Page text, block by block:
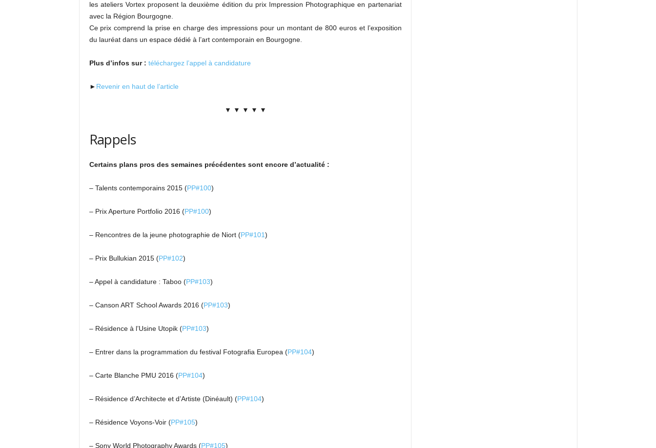
les ateliers Vortex proposent la deuxième édition du prix Impression Photographique en partenariat
avec la Région Bourgogne.
Ce prix comprend la prise en charge des impressions pour un montant de 800 euros et l’exposition
du lauréat dans un espace dédié à l’art contemporain en Bourgogne.
Plus d’infos sur : téléchargez l’appel à candidature
► Revenir en haut de l’article
▼ ▼ ▼ ▼ ▼
Rappels
Certains plans pros des semaines précédentes sont encore d’actualité :
– Talents contemporains 2015 (PP#100)
– Prix Aperture Portfolio 2016 (PP#100)
– Rencontres de la jeune photographie de Niort (PP#101)
– Prix Bullukian 2015 (PP#102)
– Appel à candidature : Taboo (PP#103)
– Canson ART School Awards 2016 (PP#103)
– Résidence à l’Usine Utopik (PP#103)
– Entrer dans la programmation du festival Fotografia Europea (PP#104)
– Carte Blanche PMU 2016 (PP#104)
– Résidence d’Architecte et d’Artiste (Dinéault) (PP#104)
– Résidence Voyons-Voir (PP#105)
– Sony World Photography Awards (PP#105)